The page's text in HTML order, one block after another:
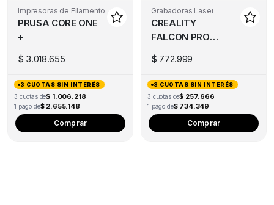
Impresoras de Filamento
PRUSA CORE ONE
+
$ 3.018.655
3 CUOTAS SIN INTERÉS
3 cuotas de$ 1.006.218
1 pago de$ 2.655.148
Comprar
Grabadoras Laser
CREALITY
FALCON PRO
$ 772.999
3 CUOTAS SIN INTERÉS
3 cuotas de$ 257.666
1 pago de$ 734.349
Comprar